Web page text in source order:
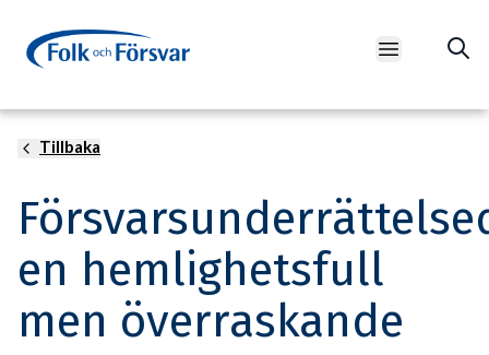
Open main
Tillbaka
Foto: Sean Pollock/Unsplash
en hemlighetsfull
men överraskande